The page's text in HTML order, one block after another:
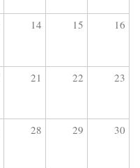
14 15 16
21 22 23
28 29 30